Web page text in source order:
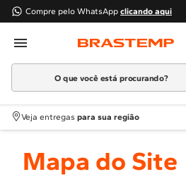
Compre pelo WhatsApp clicando aqui
Em que podemos
O que você está procurando?
Termos mais buscados
1º Geladeira
2
Fogao
Veja entregas para sua região
Mapa do Site